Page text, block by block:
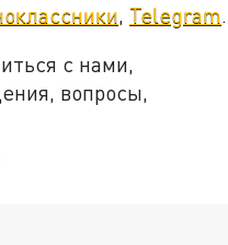
, Telegram.
с нами,
вопросы,